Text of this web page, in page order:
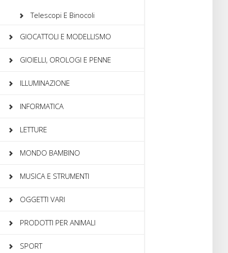
Telescopi E Binocoli
GIOCATTOLI E MODELLISMO
GIOIELLI, OROLOGI E PENNE
ILLUMINAZIONE
INFORMATICA
LETTURE
MONDO BAMBINO
MUSICA E STRUMENTI
OGGETTI VARI
PRODOTTI PER ANIMALI
SPORT